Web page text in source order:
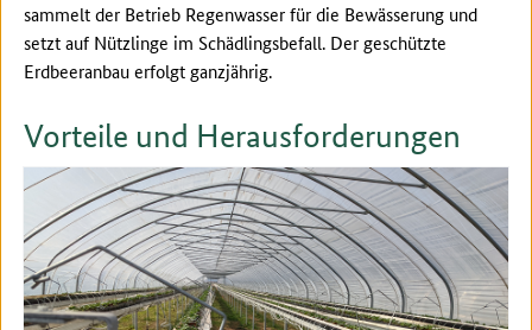
sammelt der Betrieb Regenwasser für die Bewässerung und
setzt auf Nützlinge im Schädlingsbefall. Der geschützte
Erdbeeranbau erfolgt ganzjährig.
Vorteile und Herausforderungen